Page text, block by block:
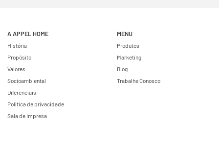
A APPEL HOME
História
Propósito
Valores
Socioambiental
Diferenciais
Política de privacidade
Sala de impresa
MENU
Produtos
Marketing
Blog
Trabalhe Conosco